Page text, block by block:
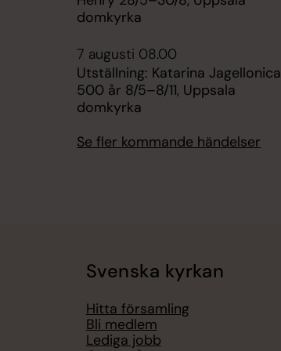
domkyrka
7 augusti 08.00
Utställning: Katarina Jagellonica
500 år 8/5–8/11, Uppsala
domkyrka
Se fler kommande händelser
Svenska kyrkan
Hitta församling
Bli medlem
Lediga jobb